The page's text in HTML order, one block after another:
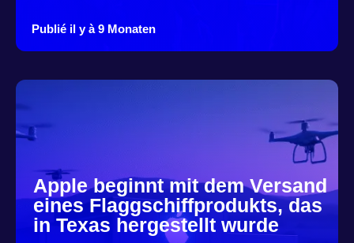
Publié il y à 9 Monaten
Apple beginnt mit dem Versand
eines Flaggschiffprodukts, das
in Texas hergestellt wurde